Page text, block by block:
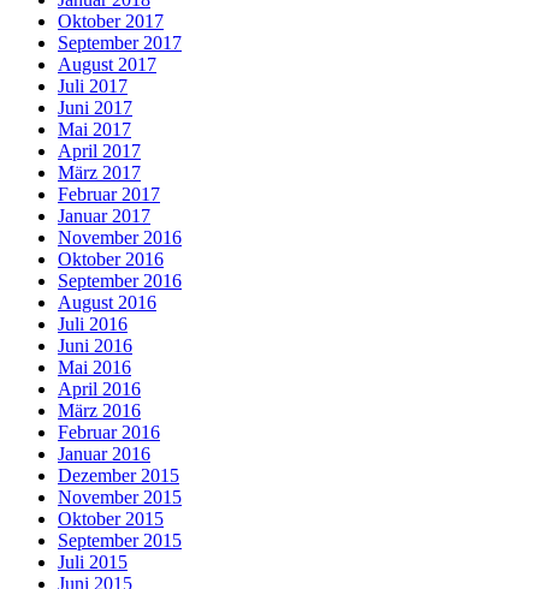
Oktober 2017
September 2017
August 2017
Juli 2017
Juni 2017
Mai 2017
April 2017
März 2017
Februar 2017
Januar 2017
November 2016
Oktober 2016
September 2016
August 2016
Juli 2016
Juni 2016
Mai 2016
April 2016
März 2016
Februar 2016
Januar 2016
Dezember 2015
November 2015
Oktober 2015
September 2015
Juli 2015
Juni 2015